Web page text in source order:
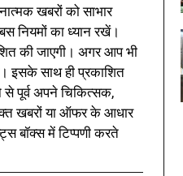
खबरों को साभार
नियमों का ध्यान रखें।
की जाएगी। अगर आप भी
इसके साथ ही प्रकाशित
पूर्व अपने चिकित्सक,
खबरों या ऑफर के आधार
बॉक्स में टिप्पणी करते